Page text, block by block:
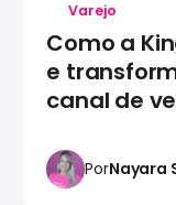
Varejo
Como a
e
canal de
PorNayara